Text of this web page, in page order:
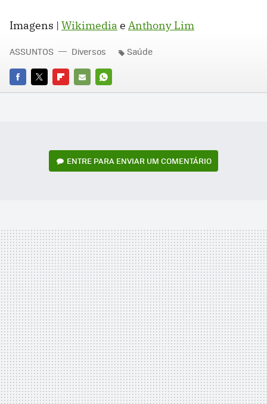
Imagens | Wikimedia e Anthony Lim
FACEBOOK
TWITTERFLIPBOARD
E-
WHATSAPP
ASSUNTOS Diversos Saúde
ENTRE PARA ENVIAR UM COMENTÁRIO